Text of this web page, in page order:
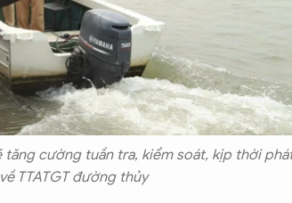
cường tuần tra, kiểm soát, kịp thời
TTATGT đường thủy